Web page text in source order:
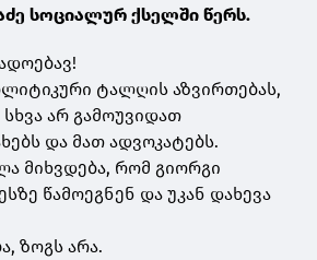
სოციალურ ქსელში წერს.
ტალღის აზვირთებას,
არ გამოუვიდათ
და მათ ადვოკატებს.
მიხვდება, რომ გიორგი
წამოეგნენ და უკან დახევა
ზოგს არა.